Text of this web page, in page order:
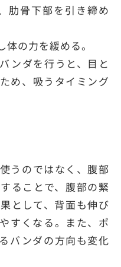
肋骨下部を引き締め
の力を緩める。
ンダを行うと、目と
め、吸うタイミング
うのではなく、腹部
ることで、腹部の緊
として、背面も伸び
すくなる。また、ポ
バンダの方向も変化